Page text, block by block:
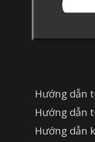
Hướng dẫn
Hướng dẫn
Hướng dẫn